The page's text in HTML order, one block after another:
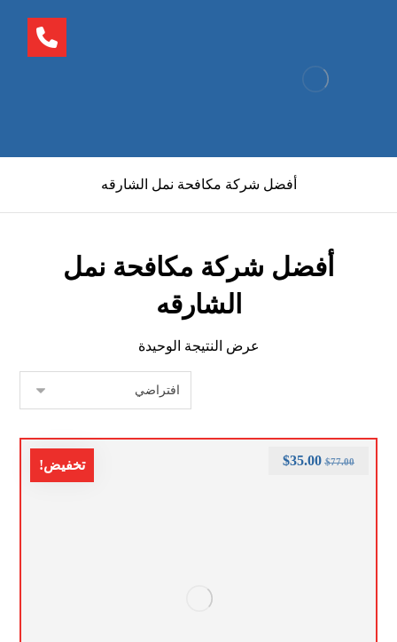
أفضل شركة مكافحة نمل الشارقه
أفضل شركة مكافحة نمل
الشارقه
عرض النتيجة الوحيدة
تخفيض! $77.00
$35.00